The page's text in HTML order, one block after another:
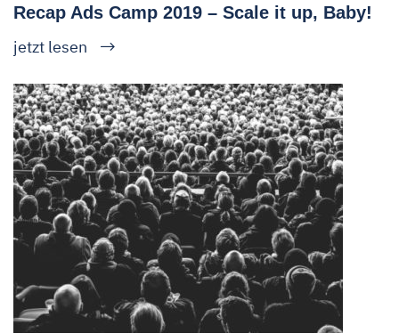
Recap Ads Camp 2019 – Scale it up, Baby!
jetzt lesen